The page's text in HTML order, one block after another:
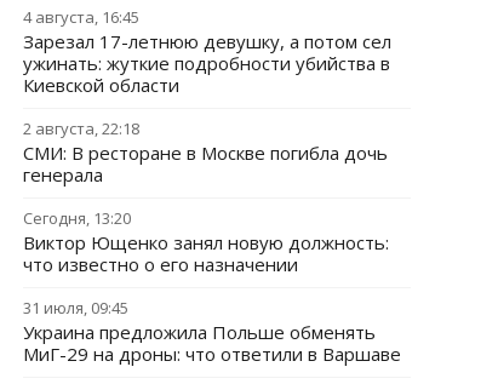
4 августа, 16:45
Зарезал 17-летнюю девушку, а потом сел
ужинать: жуткие подробности убийства в
Киевской области
2 августа, 22:18
СМИ: В ресторане в Москве погибла дочь
генерала
Сегодня, 13:20
Виктор Ющенко занял новую должность:
что известно о его назначении
31 июля, 09:45
Украина предложила Польше обменять
МиГ-29 на дроны: что ответили в Варшаве